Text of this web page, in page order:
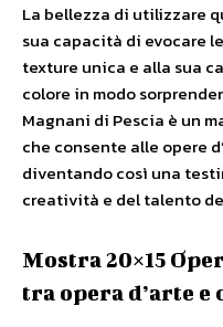
La bellezza di utilizzare
sua capacità di evocare
texture unica e alla sua
colore in modo
Magnani di Pescia è un
che consente alle opere
diventando così una
creatività e del talento
Mostra 20×15
tra opera d’arte e